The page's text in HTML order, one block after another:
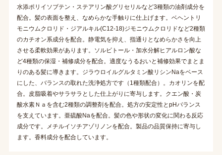
水添ポリイソブテン・ステアリン酸グリセリルなど3種類の油剤成分を
配合。髪の表面を整え、なめらかな手触りに仕上げます。ベヘントリ
モニウムクロリド・ジアルキル(C12-18)ジモニウムクロリドなど2種類
のカチオン系成分を配合。静電気を抑え、指通りとなめらかさを向上
させる柔軟効果があります。ソルビトール・加水分解ヒアルロン酸な
ど4種類の保湿・補修成分を配合。適度なうるおいと補修効果でまとま
りのある髪に導きます。ジラウロイルグルタミン酸リシンNaをベース
にした、バランスの取れた洗浄処方です（1種類配合）。カオリンを配
合。皮脂吸着やサラサラとした仕上がりに寄与します。クエン酸・炭
酸水素Ｎａを含む2種類の調整剤を配合。処方の安定性とpHバランス
を支えています。亜硫酸Naを配合。髪の色や形状の変化に関わる反応
成分です。メチルイソチアゾリノンを配合。製品の品質保持に寄与し
ます。香料成分を配合しています。